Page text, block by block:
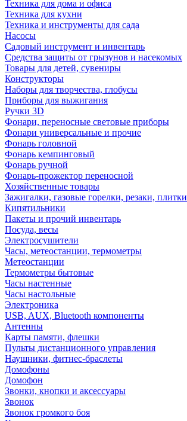
Техника для дома и офиса
Техника для кухни
Техника и инструменты для сада
Насосы
Садовый инструмент и инвентарь
Средства защиты от грызунов и насекомых
Товары для детей, сувениры
Конструкторы
Наборы для творчества, глобусы
Приборы для выжигания
Ручки 3D
Фонари, переносные световые приборы
Фонари универсальные и прочие
Фонарь головной
Фонарь кемпинговый
Фонарь ручной
Фонарь-прожектор переносной
Хозяйственные товары
Зажигалки, газовые горелки, резаки, плитки
Кипятильники
Пакеты и прочий инвентарь
Посуда, весы
Электросушители
Часы, метеостанции, термометры
Метеостанции
Термометры бытовые
Часы настенные
Часы настольные
Электроника
USB, AUX, Bluetooth компоненты
Антенны
Карты памяти, флешки
Пульты дистанционного управления
Наушники, фитнес-браслеты
Домофоны
Домофон
Звонки, кнопки и аксессуары
Звонок
Звонок громкого боя